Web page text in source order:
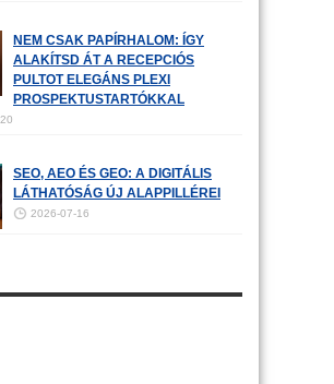
NEM CSAK PAPÍRHALOM: ÍGY
ALAKÍTSD ÁT A RECEPCIÓS
PULTOT ELEGÁNS PLEXI
PROSPEKTUSTARTÓKKAL
SEO, AEO ÉS GEO: A DIGITÁLIS
LÁTHATÓSÁG ÚJ ALAPPILLÉREI
2026-07-16